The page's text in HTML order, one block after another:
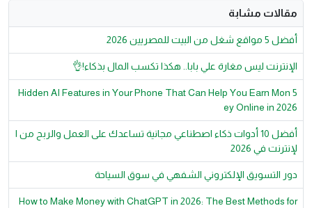
مقالات مشابة
أفضل 5 مواقع شغل من البيت للمصريين 2026
الإنترنت ليس مغارة علي بابا.. هكذا تكسب المال بذكاء!👌
5 Hidden AI Features in Your Phone That Can Help You Earn Mon
ey Online in 2026
أفضل 10 أدوات ذكاء اصطناعي مجانية تساعدك على العمل والربح من ا
لإنترنت في 2026
دور التسويق الإلكتروني الشفهي في سوق السياحة
How to Make Money with ChatGPT in 2026: The Best Methods for